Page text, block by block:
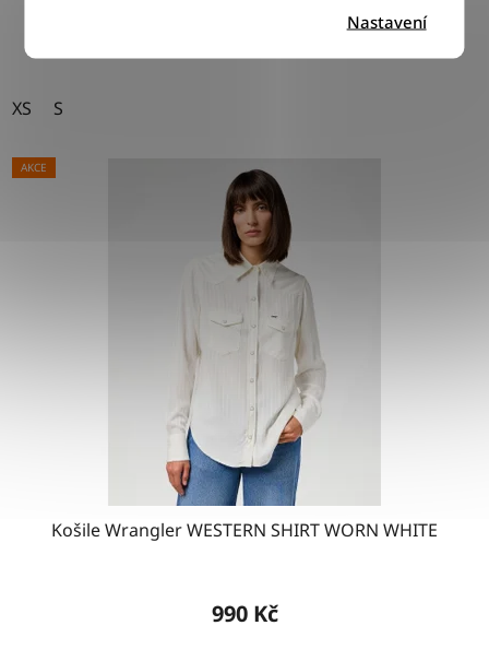
Nastavení
XS S
AKCE
Košile Wrangler WESTERN SHIRT WORN WHITE
990 Kč